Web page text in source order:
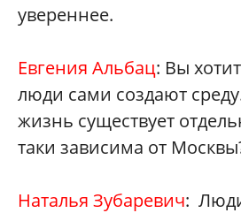
увереннее.
Евгения Альбац: Вы
люди сами создают
жизнь существует
таки зависима от
Наталья Зубаревич: